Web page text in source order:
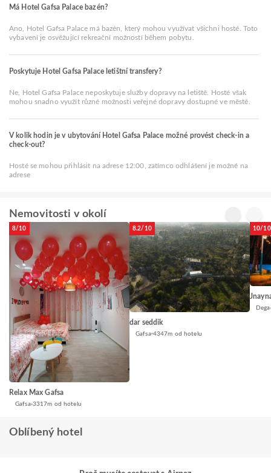
Má Hotel Gafsa Palace bazén?
Ano, Hotel Gafsa Palace má bazén, který mohou využívat všichni hosté. Toto
vybavení je osvěžující rekreační možností během pobytu.
Poskytuje Hotel Gafsa Palace letištní transfery?
Ne, Hotel Gafsa Palace neposkytuje služby dopravy na letiště. Hosté však
mohou snadno využít různé možnosti veřejné dopravy dostupné ve městě.
V kolik hodin je v ubytování Hotel Gafsa Palace možné provést check-in a
check-out?
Hosté se mohou přihlásit na adrese 12:00, zatímco odhlášení je možné na
adrese
Nemovitosti v okolí
8/10
Relax Max Gafsa
Gafsa 3317m od hotelu
8.2/10
dar seddik
Gafsa 4347m od hotelu
10/10
Oblíbený hotel